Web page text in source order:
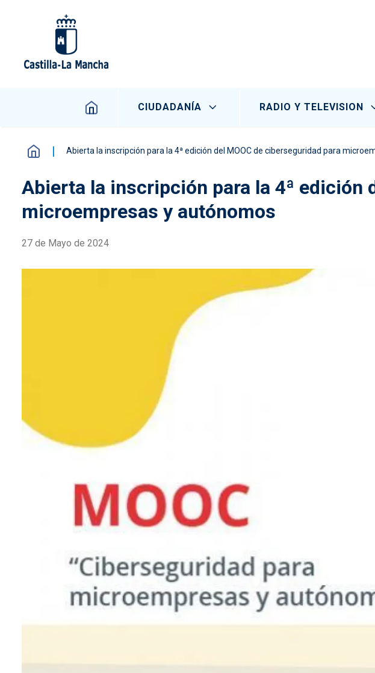
Navegación principal
CIUDADANÍA RADIO Y TELEVISION
Abierta la inscripción para la 4ª edición del MOOC de ciberseguridad para
Abierta la inscripción para la 4ª edición
microempresas y autónomos
27 de Mayo de 2024